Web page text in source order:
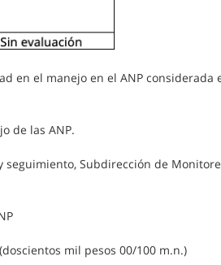
en el manejo en el ANP considerada
de las ANP.
seguimiento, Subdirección de
mil pesos 00/100 m.n.)